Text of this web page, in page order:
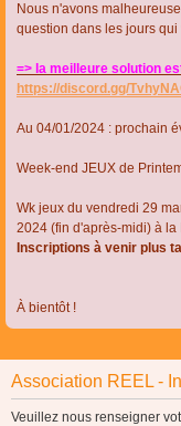
Nous n'avons
question dans les jours qui
=> la meilleure solution
https://discord.gg/
Au 04/01/2024 : prochain
Week-end JEUX de
Wk jeux du vendredi 29
2024 (fin d'après-midi) à
Inscriptions à venir plus
À bientôt !
Association REEL -
Veuillez nous renseigner